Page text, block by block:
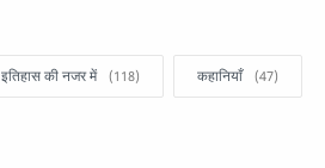
इतिहास की नजर में कहानियाँ